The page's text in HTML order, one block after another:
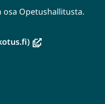
Opetushallitusta.
(avautuu